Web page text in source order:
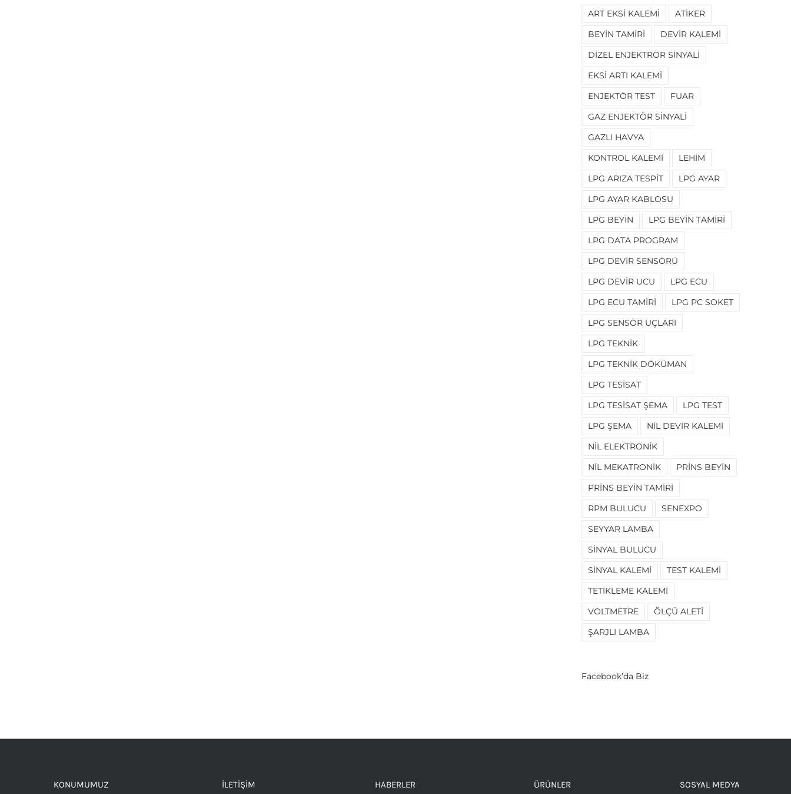
ART EKSI KALEMI ATIKER
BEYIN TAMIRI DEVIR KALEMI
DIZEL ENJEKTRÖR SINYALI
EKSI ARTI KALEMI
ENJEKTÖR TEST FUAR
GAZ ENJEKTÖR SINYALI
GAZLI HAVYA
KONTROL KALEMI LEHIM
LPG ARIZA TESPIT LPG AYAR
LPG AYAR KABLOSU
LPG BEYIN LPG BEYIN TAMIRI
LPG DATA PROGRAM
LPG DEVIR SENSÖRÜ
LPG DEVIR UCU LPG ECU
LPG ECU TAMIRI LPG PC SOKET
LPG SENSÖR UÇLARI
LPG TEKNIK
LPG TEKNIK DÖKÜMAN
LPG TESISAT
LPG TESISAT ŞEMA LPG TEST
LPG ŞEMA NIL DEVIR KALEMI
NIL ELEKTRONIK
NIL MEKATRONIK PRINS BEYIN
PRINS BEYIN TAMIRI
RPM BULUCU SENEXPO
SEYYAR LAMBA
SINYAL BULUCU
SINYAL KALEMI TEST KALEMI
TETIKLEME KALEMI
VOLTMETRE ÖLÇÜ ALETI
ŞARJLI LAMBA
Facebook’da Biz
KONUMUMUZ İLETIŞIM HABERLER ÜRÜNLER SOSYAL MEDYA